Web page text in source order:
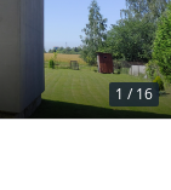
1 / 44